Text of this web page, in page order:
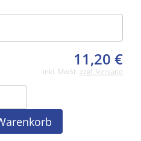
11,20 €
inkl. MwSt. zzgl. Versand